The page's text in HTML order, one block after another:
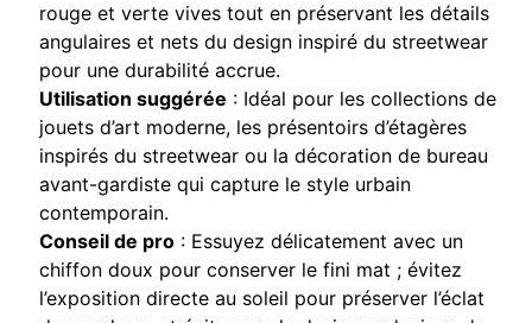
rouge et verte vives tout en préservant les détails
angulaires et nets du design inspiré du streetwear
pour une durabilité accrue.
Utilisation suggérée : Idéal pour les collections de
jouets d’art moderne, les présentoirs d’étagères
inspirés du streetwear ou la décoration de bureau
avant-gardiste qui capture le style urbain
contemporain.
Conseil de pro : Essuyez délicatement avec un
chiffon doux pour conserver le fini mat ; évitez
l’exposition directe au soleil pour préserver l’éclat